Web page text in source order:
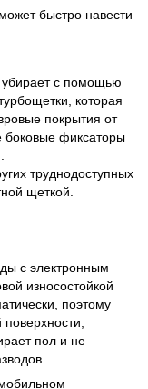
быстро навести
убирает с помощью
которая
покрытия от
фиксаторы
труднодоступных
щеткой.
с электронным
износостойкой
поэтому
пол и не